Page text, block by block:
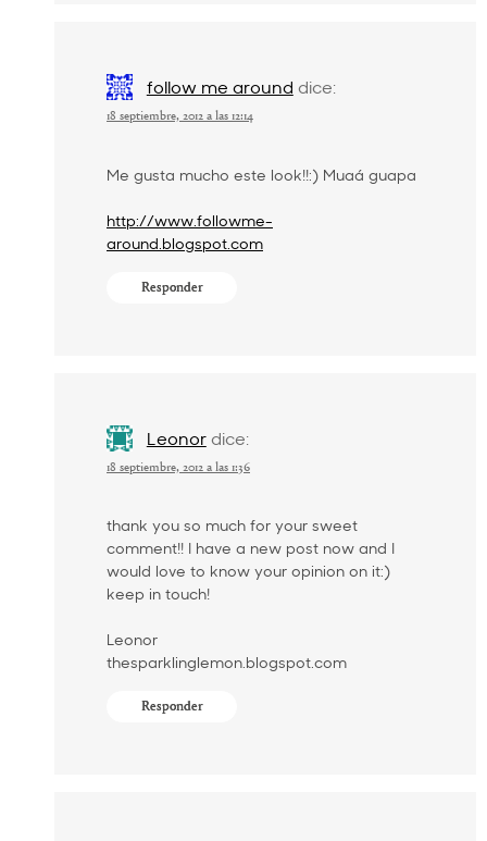
follow me around dice:
18 septiembre, 2012 a las 12:14
Me gusta mucho este look!!:) Muaá guapa
http://www.followme-
around.blogspot.com
Responder
Leonor dice:
18 septiembre, 2012 a las 1:36
thank you so much for your sweet
comment!! I have a new post now and I
would love to know your opinion on it:)
keep in touch!
Leonor
thesparklinglemon.blogspot.com
Responder